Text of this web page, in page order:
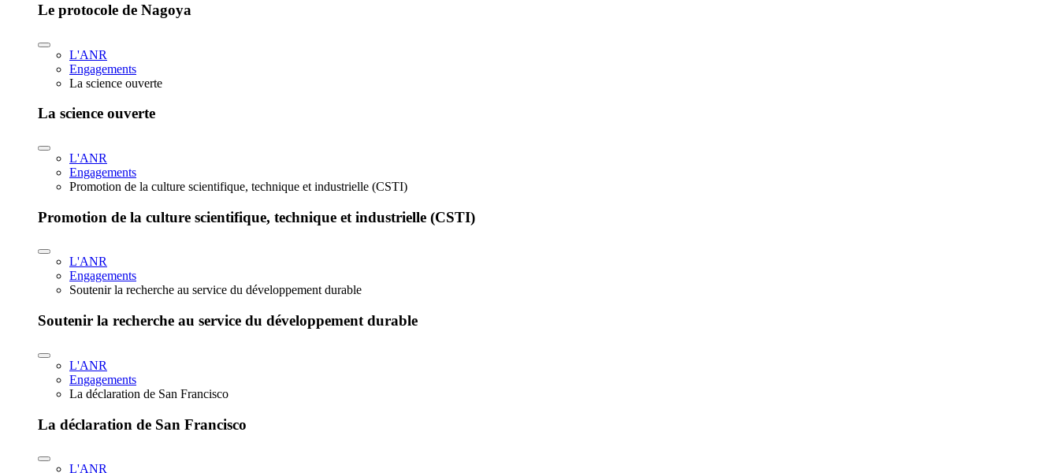
Le protocole de Nagoya
L'ANR
Engagements
La science ouverte
La science ouverte
L'ANR
Engagements
Promotion de la culture scientifique, technique et industrielle (CSTI)
Promotion de la culture scientifique, technique et industrielle (CSTI)
L'ANR
Engagements
Soutenir la recherche au service du développement durable
Soutenir la recherche au service du développement durable
L'ANR
Engagements
La déclaration de San Francisco
La déclaration de San Francisco
L'ANR